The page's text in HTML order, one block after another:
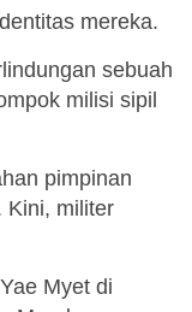
mereka.
sebuah
milisi sipil
pimpinan
Kini, militer
Myet di